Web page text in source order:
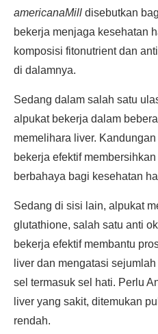
americanaMill disebutkan
bekerja menjaga kesehatan
komposisi fitonutrient dan
di dalamnya.
Sedang dalam salah satu
alpukat bekerja dalam
memelihara liver.
bekerja efektif
berbahaya bagi kesehatan
Sedang di sisi lain, alpukat
glutathione, salah satu anti
bekerja efektif membantu
liver dan mengatasi
sel termasuk sel hati. Perlu
liver yang sakit, ditemukan
rendah.